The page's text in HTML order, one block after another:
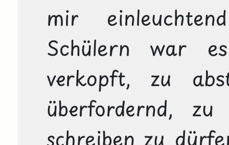
mir
Schülern war
verkopft, zu
überfordernd,
schreiben zu